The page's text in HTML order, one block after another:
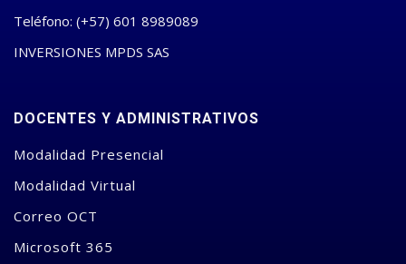
Teléfono: (+57) 601 8989089
INVERSIONES MPDS SAS
DOCENTES Y ADMINISTRATIVOS
Modalidad Presencial
Modalidad Virtual
Correo OCT
Microsoft 365